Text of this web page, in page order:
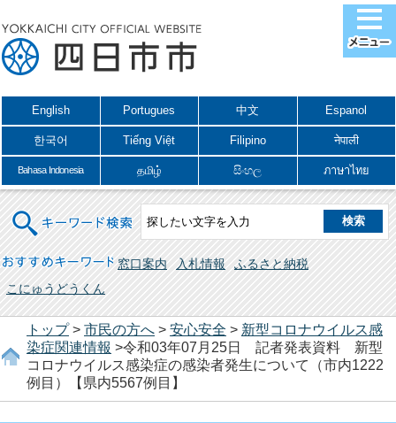
English Portugues 中文 Espanol
한국어 Tiếng Việt Filipino नेपाली
Bahasa Indonesia தமிழ் සිංහල ภาษาไทย
キーワード検索
おすすめキーワード 窓口案内 入札情報
ふるさと納税
こにゅうどうくん
トップ> 市民の方へ > 安心安全 > 新型コロナウイルス感
染症関連情報 >令和03年07月25日 記者発表資料 新型
コロナウイルス感染症の感染者発生について（市内1222
例目）【県内5567例目】